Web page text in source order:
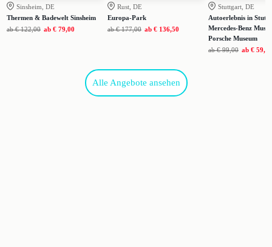
Sinsheim, DE
Thermen & Badewelt Sinsheim
ab € 122,00 ab € 79,00
Rust, DE
Europa-Park
ab € 177,00 ab € 136,50
Stuttgart, DE
Autoerlebnis in
Mercedes-Benz
Porsche Museum
ab € 99,00 ab € 59,00
Alle Angebote ansehen